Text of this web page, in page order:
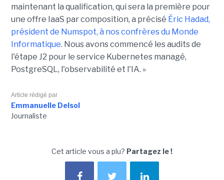
maintenant la qualification, qui sera la première pour
une offre IaaS par composition, a précisé Éric Hadad,
président de Numspot, à nos confrères du Monde
Informatique. Nous avons commencé les audits de
l'étape J2 pour le service Kubernetes managé,
PostgreSQL, l'observabilité et l'IA. »
Article rédigé par
Emmanuelle Delsol
Journaliste
Cet article vous a plu? Partagez le !